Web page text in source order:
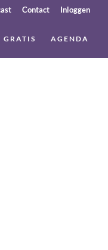
Contact Inloggen
GRATIS AGENDA